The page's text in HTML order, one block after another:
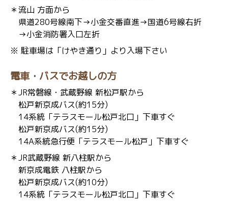
＊流山 方面から
県道280号線南下→小金交番直進→国道6号線右折
→小金消防署入口左折
※ 駐車場は「けやき通り」より入場下さい
電車・バスでお越しの方
＊JR常磐線・武蔵野線 新松戸駅から
松戸新京成バス(約15分)
14系統「テラスモール松戸北口」下車すぐ
松戸新京成バス(約15分)
14A系統急行便「テラスモール松戸」下車すぐ
＊JR武蔵野線 新八柱駅から
新京成電鉄 八柱駅から
松戸新京成バス(約10分)
14系統「テラスモール松戸北口」下車すぐ